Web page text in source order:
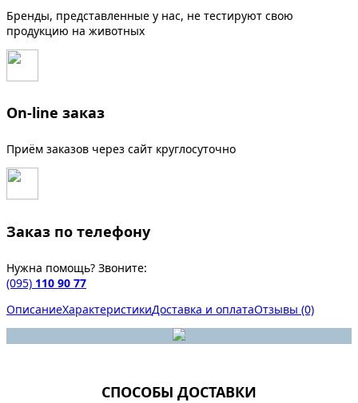
Бренды, представленные у нас, не тестируют свою
продукцию на животных
On-line заказ
Приём заказов через сайт круглосуточно
Заказ по телефону
Нужна помощь? Звоните:
(095) 110 90 77
ОписаниеХарактеристикиДоставка и оплатаОтзывы (0)
СПОСОБЫ ДОСТАВКИ